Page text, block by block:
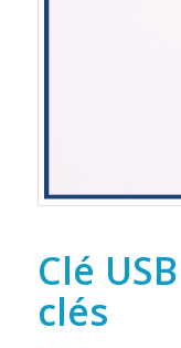
Clé
clés